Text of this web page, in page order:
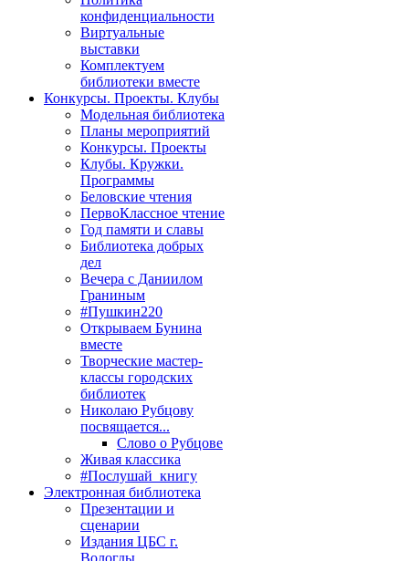
конфиденциальности
Виртуальные
выставки
Комплектуем
библиотеки вместе
Конкурсы. Проекты. Клубы
Модельная библиотека
Планы мероприятий
Конкурсы. Проекты
Клубы. Кружки.
Программы
Беловские чтения
ПервоКлассное чтение
Год памяти и славы
Библиотека добрых
дел
Вечера с Даниилом
Граниным
#Пушкин220
Открываем Бунина
вместе
Творческие мастер-
классы городских
библиотек
Николаю Рубцову
посвящается...
Слово о Рубцове
Живая классика
#Послушай_книгу
Электронная библиотека
Презентации и
сценарии
Издания ЦБС г.
Вологды